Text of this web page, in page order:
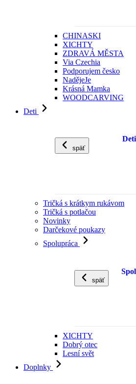
CHINASKI
XICHTY
ZDRAVÁ MĚSTA
Via Czechia
Podporujem česko
NadějeJe
Krásná Mamka
WOODCARVING
Deti
späť
Deti
Tričká s krátkym rukávom
Tričká s potlačou
Novinky
Darčekové poukazy
Spolupráca
späť
XICHTY
Dobrý otec
Lesní svět
Doplnky